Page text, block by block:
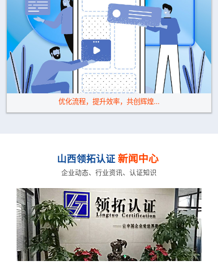
优化流程，提升效率，共创辉煌...
山西领拓认证 新闻中心
企业动态、行业资讯、认证知识